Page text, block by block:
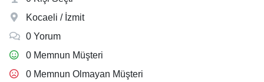
Kocaeli / İzmit
0 Yorum
0 Memnun Müşteri
0 Memnun Olmayan Müşteri